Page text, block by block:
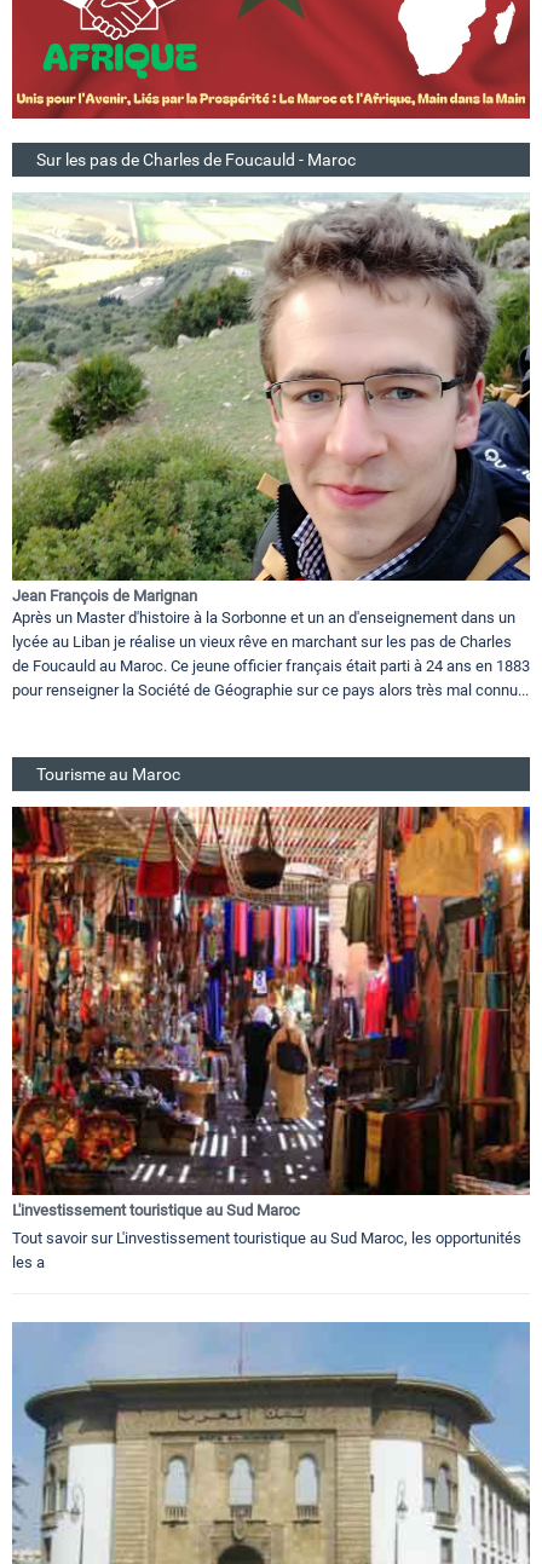
Sur les pas de Charles de Foucauld - Maroc
Jean François de Marignan
Après un Master d'histoire à la Sorbonne et un an d'enseignement dans un
lycée au Liban je réalise un vieux rêve en marchant sur les pas de Charles
de Foucauld au Maroc. Ce jeune officier français était parti à 24 ans en 1883
pour renseigner la Société de Géographie sur ce pays alors très mal connu...
Tourisme au Maroc
L'investissement touristique au Sud Maroc
Tout savoir sur L'investissement touristique au Sud Maroc, les opportunités
les a